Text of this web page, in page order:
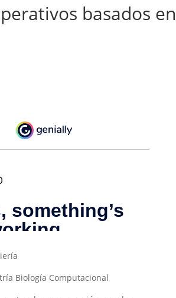
basados en
Biología Computacional